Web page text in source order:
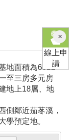
地面積為6821
至三房多元房
地上18層、地
側鄰近茄苳溪，
學預定地。
×關
閉
線上申
請